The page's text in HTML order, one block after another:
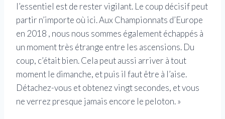
l’essentiel est de rester vigilant. Le coup décisif peut
partir n’importe où ici. Aux Championnats d’Europe
en 2018 , nous nous sommes également échappés à
un moment très étrange entre les ascensions. Du
coup, c’était bien. Cela peut aussi arriver à tout
moment le dimanche, et puis il faut être à l’aise.
Détachez-vous et obtenez vingt secondes, et vous
ne verrez presque jamais encore le peloton. »